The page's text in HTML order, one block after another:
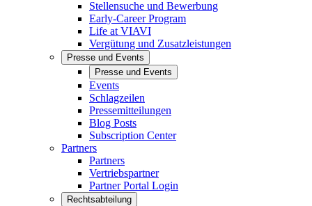
Stellensuche und Bewerbung
Early-Career Program
Life at VIAVI
Vergütung und Zusatzleistungen
Presse und Events
Presse und Events
Events
Schlagzeilen
Pressemitteilungen
Blog Posts
Subscription Center
Partners
Partners
Vertriebspartner
Partner Portal Login
Rechtsabteilung